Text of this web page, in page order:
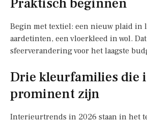
Praktisch beginnen
Begin met textiel: een nieuw plaid in
aardetinten, een vloerkleed in wol.
sfeerverandering voor het laagste
Drie kleurfamilies die
prominent zijn
Interieurtrends in 2026 staan in het